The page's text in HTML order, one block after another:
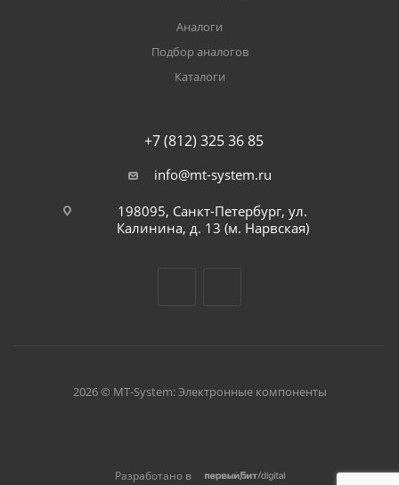
Аналоги
Подбор аналогов
Каталоги
+7 (812) 325 36 85
info@mt-system.ru
198095, Санкт-Петербург, ул.
Калинина, д. 13 (м. Нарвская)
2026 © MT-System: Электронные компоненты
Разработано в